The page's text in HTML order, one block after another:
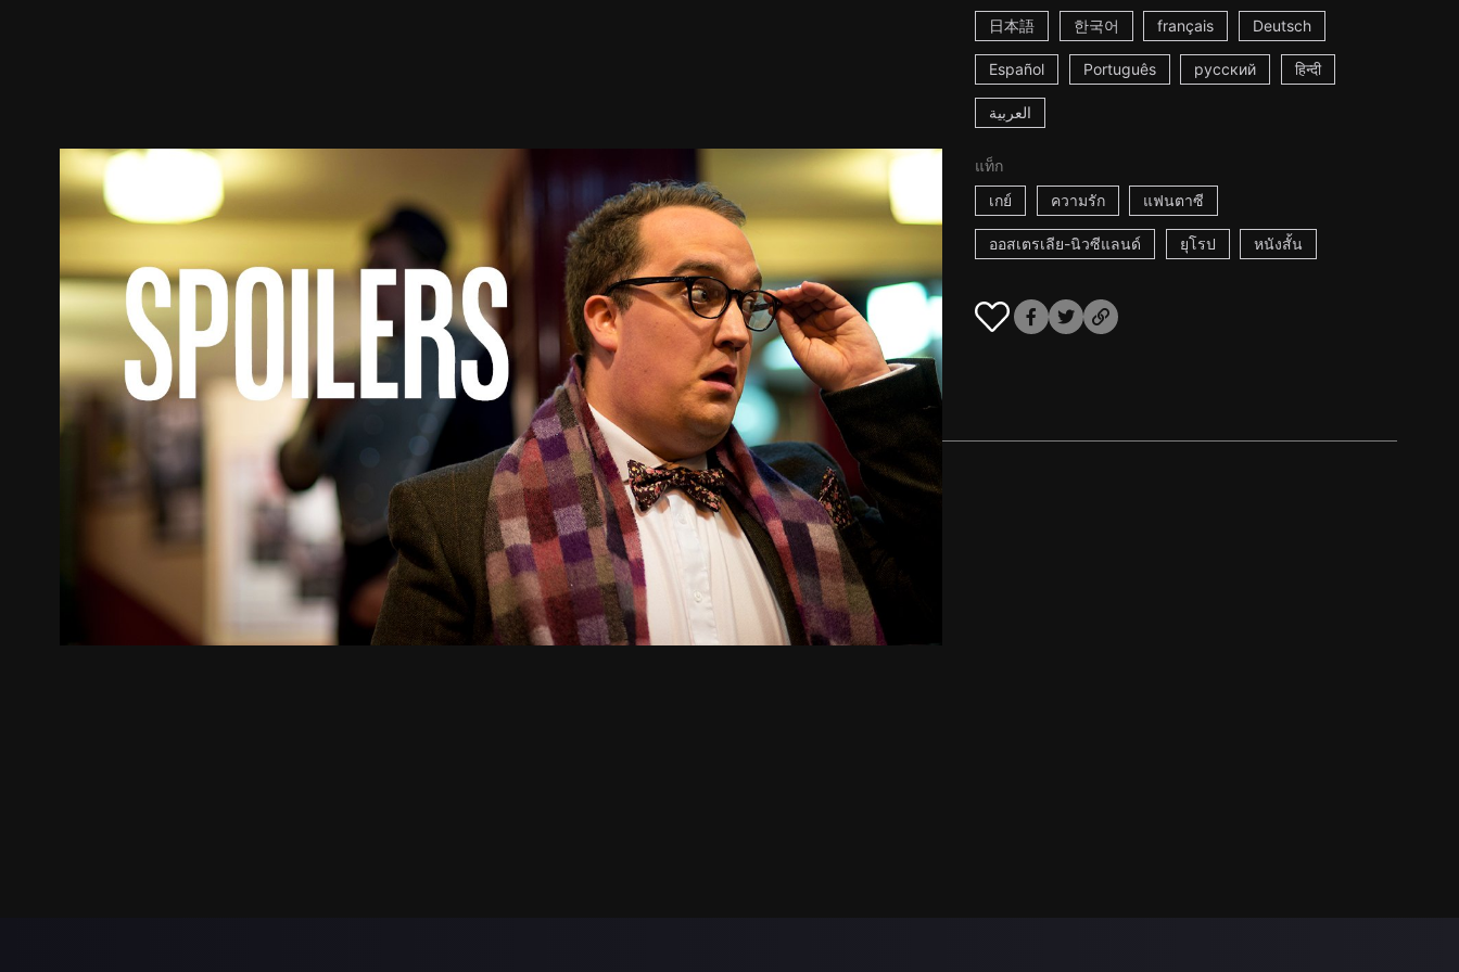
日本語 한국어 français Deutsch
Español Português русский हिन्दी
العربية
แท็ก
เกย์
ความรัก แฟนตาซี
ออสเตรเลีย-นิวซีแลนด์ ยุโรป หนังสั้น
ตัวอย่าง เนื้อหาที่แนะนำ รายละเอียด